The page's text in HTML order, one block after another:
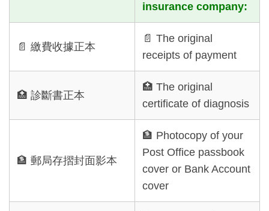
學生服務 International Student Service
校務/選課系統資訊 Campus/Course Selection System
實習機會 Internship opportunity
入台許可證相關 Entry Permit (China)
全民健康保險 National Health Insurance
insurance company:
📄 繳費收據正本
📄 The original
receipts of payment
🏥 診斷書正本
🏥 The original
certificate of diagnosis
🏦 郵局存摺封面影本
🏦 Photocopy of your
Post Office passbook
cover or Bank Account
cover